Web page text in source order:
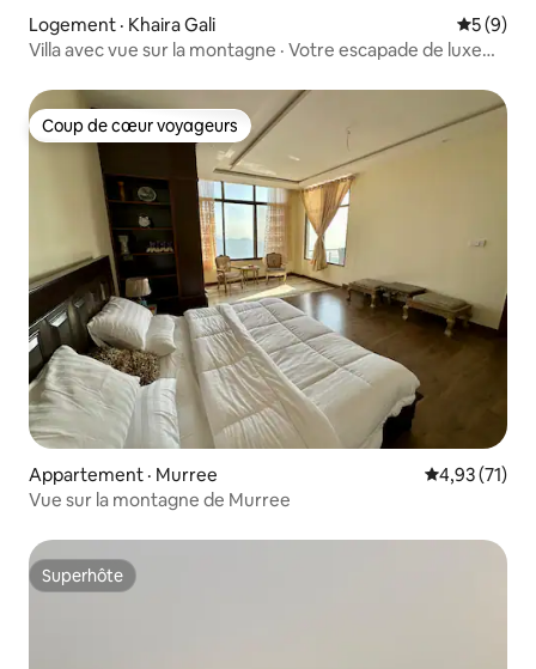
Logement · Khaira Gali Note
5 (9)
Villa avec vue sur la montagne · Votre escapade de luxe
Coup de cœur voyageurs
Coup de cœur voyageurs
Appartement · Murree Note
4,93 (71)
Vue sur la montagne de Murree
Superhôte
Superhôte